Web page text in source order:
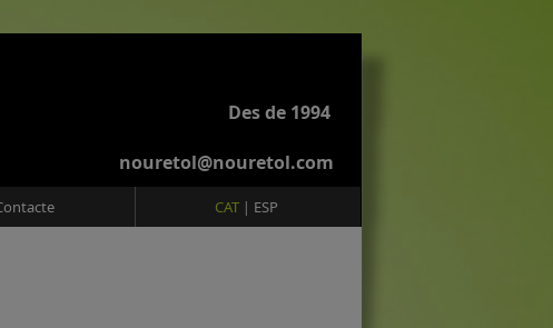
Des de 1994
nouretol@nouretol.com
CAT| ESP